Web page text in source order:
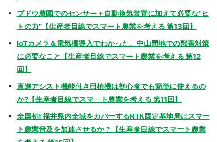
ブドウ農園でのセンサー＋自動換気装置に加えて必要な“ヒ
トの力”【生産者目線でスマート農業を考える 第13回】
IoTカメラ＆電気柵導入でわかった、中山間地での獣害対策
に必要なこと【生産者目線でスマート農業を考える 第12
回】
直進アシスト機能付き田植機は初心者でも簡単に使えるの
か?【生産者目線でスマート農業を考える 第11回】
全国初! 福井県内全域をカバーするRTK固定基地局はスマー
ト農業普及を加速させるか？【生産者目線でスマート農業